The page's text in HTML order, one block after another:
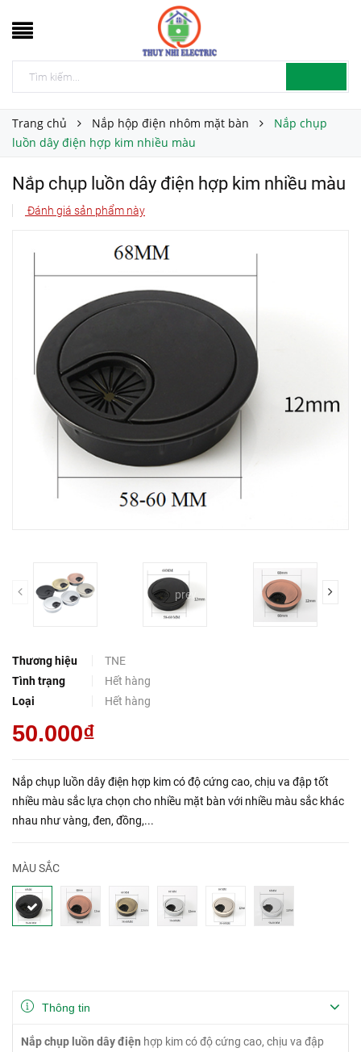
Trang chủ Nắp hộp điện nhôm mặt bàn
Nắp chụp
luồn dây điện hợp kim nhiều màu
Nắp chụp luồn dây điện hợp kim nhiều màu
Đánh giá sản phẩm này
prev
Thương hiệu
TNE
Tình trạng
Hết hàng
Loại
Hết hàng
50.000₫
Nắp chụp luồn dây điện hợp kim có độ cứng cao, chịu va đập tốt
nhiều màu sắc lựa chọn cho nhiều mặt bàn với nhiều màu sắc khác
nhau như vàng, đen, đồng,...
MÀU SẮC
Thông tin
Nắp chụp luồn dây điện hợp kim có độ cứng cao, chịu va đập